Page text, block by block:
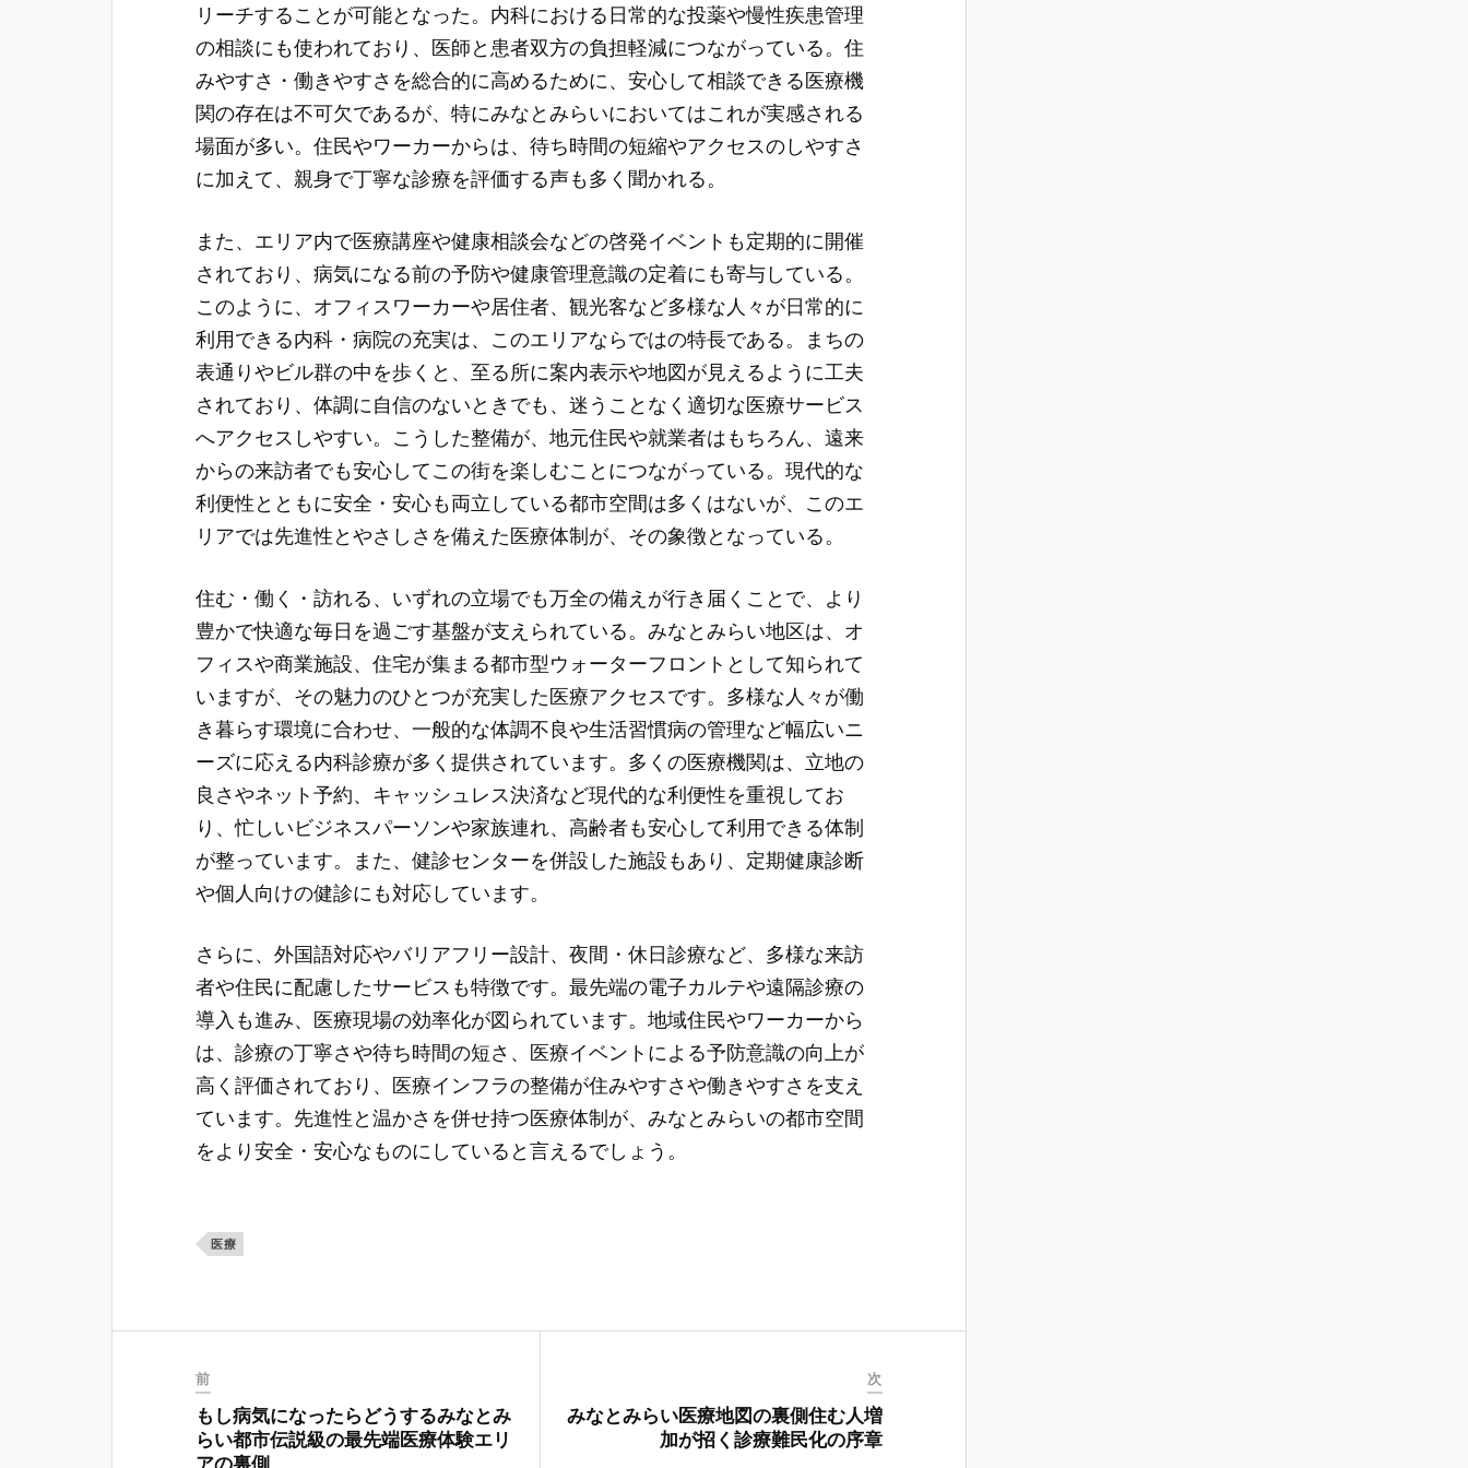
リーチすることが可能となった。内科における日常的な投薬や慢性疾患管理
の相談にも使われており、医師と患者双方の負担軽減につながっている。住
みやすさ・働きやすさを総合的に高めるために、安心して相談できる医療機
関の存在は不可欠であるが、特にみなとみらいにおいてはこれが実感される
場面が多い。住民やワーカーからは、待ち時間の短縮やアクセスのしやすさ
に加えて、親身で丁寧な診療を評価する声も多く聞かれる。
また、エリア内で医療講座や健康相談会などの啓発イベントも定期的に開催
されており、病気になる前の予防や健康管理意識の定着にも寄与している。
このように、オフィスワーカーや居住者、観光客など多様な人々が日常的に
利用できる内科・病院の充実は、このエリアならではの特長である。まちの
表通りやビル群の中を歩くと、至る所に案内表示や地図が見えるように工夫
されており、体調に自信のないときでも、迷うことなく適切な医療サービス
へアクセスしやすい。こうした整備が、地元住民や就業者はもちろん、遠来
からの来訪者でも安心してこの街を楽しむことにつながっている。現代的な
利便性とともに安全・安心も両立している都市空間は多くはないが、このエ
リアでは先進性とやさしさを備えた医療体制が、その象徴となっている。
住む・働く・訪れる、いずれの立場でも万全の備えが行き届くことで、より
豊かで快適な毎日を過ごす基盤が支えられている。みなとみらい地区は、オ
フィスや商業施設、住宅が集まる都市型ウォーターフロントとして知られて
いますが、その魅力のひとつが充実した医療アクセスです。多様な人々が働
き暮らす環境に合わせ、一般的な体調不良や生活習慣病の管理など幅広いニ
ーズに応える内科診療が多く提供されています。多くの医療機関は、立地の
良さやネット予約、キャッシュレス決済など現代的な利便性を重視してお
り、忙しいビジネスパーソンや家族連れ、高齢者も安心して利用できる体制
が整っています。また、健診センターを併設した施設もあり、定期健康診断
や個人向けの健診にも対応しています。
さらに、外国語対応やバリアフリー設計、夜間・休日診療など、多様な来訪
者や住民に配慮したサービスも特徴です。最先端の電子カルテや遠隔診療の
導入も進み、医療現場の効率化が図られています。地域住民やワーカーから
は、診療の丁寧さや待ち時間の短さ、医療イベントによる予防意識の向上が
高く評価されており、医療インフラの整備が住みやすさや働きやすさを支え
ています。先進性と温かさを併せ持つ医療体制が、みなとみらいの都市空間
をより安全・安心なものにしていると言えるでしょう。
医療
前
もし病気になったらどうするみなとみ
らい都市伝説級の最先端医療体験エリ
アの裏側
次
みなとみらい医療地図の裏側住む人増
加が招く診療難民化の序章